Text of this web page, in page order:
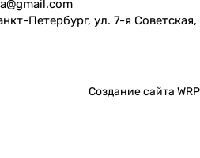
Петербург, ул. 7-я Советская,
Создание сайта WRP